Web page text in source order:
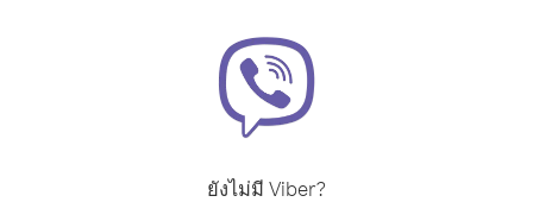
ยังไม่มี Viber?